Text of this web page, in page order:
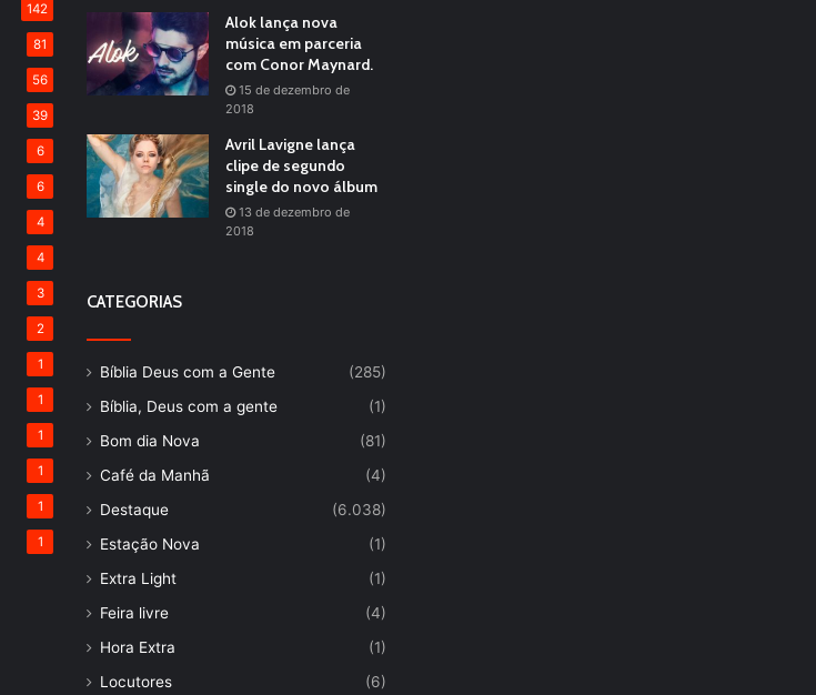
142
81
56
39
6
6
4
4
3
2
1
1
1
1
1
1
Alok lança nova
música em parceria
com Conor Maynard.
15 de dezembro de
2018
Avril Lavigne lança
clipe de segundo
single do novo álbum
13 de dezembro de
2018
CATEGORIAS
Bíblia Deus com a Gente
(285)
Bíblia, Deus com a gente
(1)
Bom dia Nova
(81)
Café da Manhã
(4)
Destaque
(6.038)
Estação Nova
(1)
Extra Light
(1)
Feira livre
(4)
Hora Extra
(1)
Locutores
(6)